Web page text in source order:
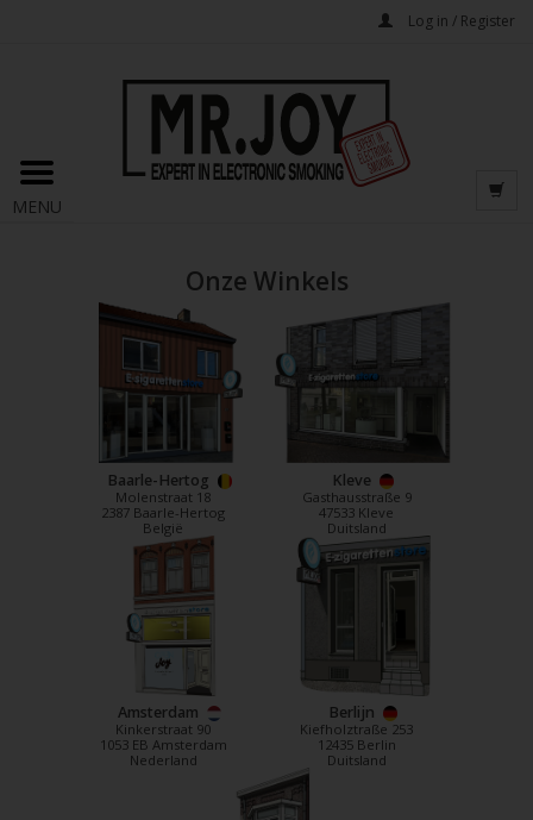
Log in / Register
MENU
Onze Winkels
Baarle-Hertog
Molenstraat 18
2387 Baarle-Hertog
België
Kleve
Gasthausstraße 9
47533 Kleve
Duitsland
Amsterdam
Kinkerstraat 90
1053 EB Amsterdam
Nederland
Berlijn
Kiefholztraße 253
12435 Berlin
Duitsland